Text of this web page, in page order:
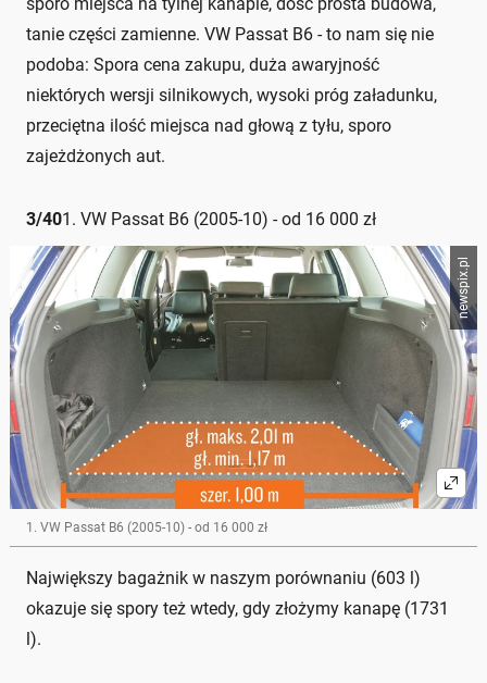
tanie części zamienne. VW Passat B6 - to nam się nie
podoba: Spora cena zakupu, duża awaryjność
niektórych wersji silnikowych, wysoki próg załadunku,
przeciętna ilość miejsca nad głową z tyłu, sporo
zajeżdżonych aut.
3/401. VW Passat B6 (2005-10) - od 16 000 zł
newspix.pl
1. VW Passat B6 (2005-10) - od 16 000 zł
Największy bagażnik w naszym porównaniu (603 l)
okazuje się spory też wtedy, gdy złożymy kanapę (1731
l).